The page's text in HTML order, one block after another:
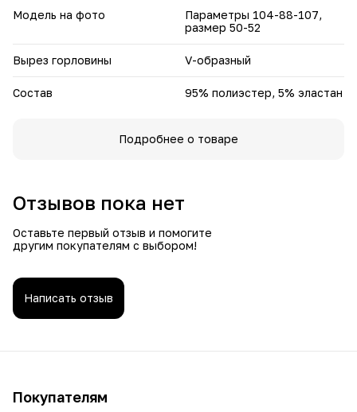
Модель на фото
Параметры 104-88-107,
размер 50-52
Вырез горловины V-образный
Состав 95% полиэстер, 5% эластан
Подробнее о товаре
Отзывов пока нет
Оставьте первый отзыв и помогите
другим покупателям с выбором!
Написать отзыв
Покупателям